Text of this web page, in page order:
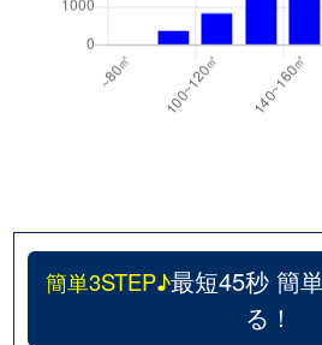
簡単3STEP♪最短45秒 簡
る！